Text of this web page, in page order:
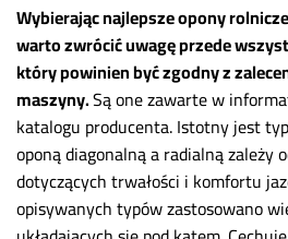
Wybierając najlepsze opony
warto zwrócić uwagę przede
który powinien być zgodny z
maszyny.Są one zawarte w
katalogu producenta. Istotny jest
oponą diagonalną a radialną zależy
dotyczących trwałości i komfortu
opisywanych typów zastosowano